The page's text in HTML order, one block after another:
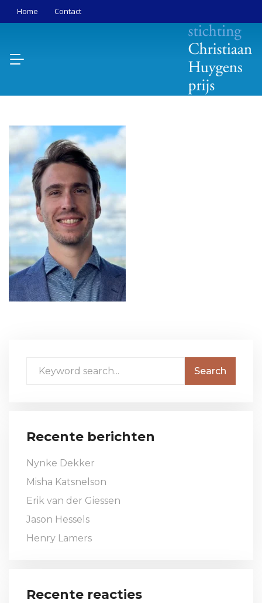
Home Contact
Recente berichten
Nynke Dekker
Misha Katsnelson
Erik van der Giessen
Jason Hessels
Henry Lamers
Recente reacties